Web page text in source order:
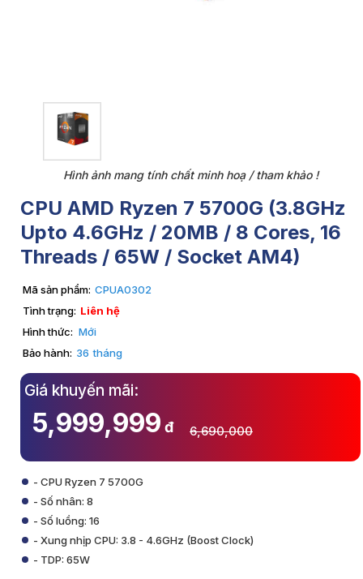
Hình ảnh mang tính chất minh hoạ / tham khảo !
CPU AMD Ryzen 7 5700G (3.8GHz
Upto 4.6GHz / 20MB / 8 Cores, 16
Threads / 65W / Socket AM4)
Mã sản phẩm: CPUA0302
Tình trạng: Liên hệ
Hình thức: Mới
Bảo hành: 36 tháng
Giá khuyến mãi:
5,999,999 đ 6,690,000
- CPU Ryzen 7 5700G
- Số nhân: 8
- Số luồng: 16
- Xung nhịp CPU: 3.8 - 4.6GHz (Boost Clock)
- TDP: 65W